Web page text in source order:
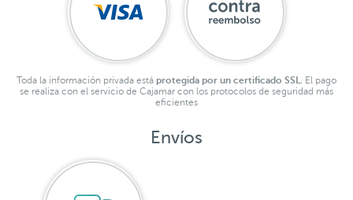
Toda la información privada está protegida por un certificado SSL. El pago
se realiza con el servicio de Cajamar con los protocolos de seguridad más
eficientes
Envíos